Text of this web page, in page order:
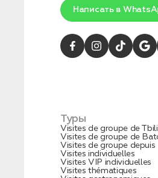
Написать в
Туры
Visites de groupe de
Visites de groupe de
Visites de groupe depuis
Visites individuelles
Visites VIP individuelles
Visites thématiques
1. Выберите
2. Заполните форму
Заказать трансфер